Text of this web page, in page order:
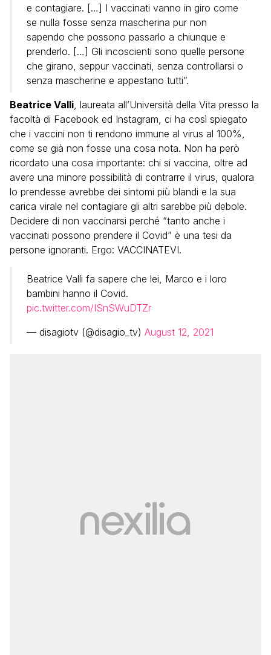
e contagiare. […] I vaccinati vanno in giro come
se nulla fosse senza mascherina pur non
sapendo che possono passarlo a chiunque e
prenderlo. […] Gli incoscienti sono quelle persone
che girano, seppur vaccinati, senza controllarsi o
senza mascherine e appestano tutti”.
Beatrice Valli, laureata all’Università della Vita presso la
facoltà di Facebook ed Instagram, ci ha così spiegato
che i vaccini non ti rendono immune al virus al 100%,
come se già non fosse una cosa nota. Non ha però
ricordato una cosa importante: chi si vaccina, oltre ad
avere una minore possibilità di contrarre il virus, qualora
lo prendesse avrebbe dei sintomi più blandi e la sua
carica virale nel contagiare gli altri sarebbe più debole.
Decidere di non vaccinarsi perché “tanto anche i
vaccinati possono prendere il Covid” è una tesi da
persone ignoranti. Ergo: VACCINATEVI.
Beatrice Valli fa sapere che lei, Marco e i loro
bambini hanno il Covid.
pic.twitter.com/ISnSWuDTZr
— disagiotv (@disagio_tv) August 12, 2021